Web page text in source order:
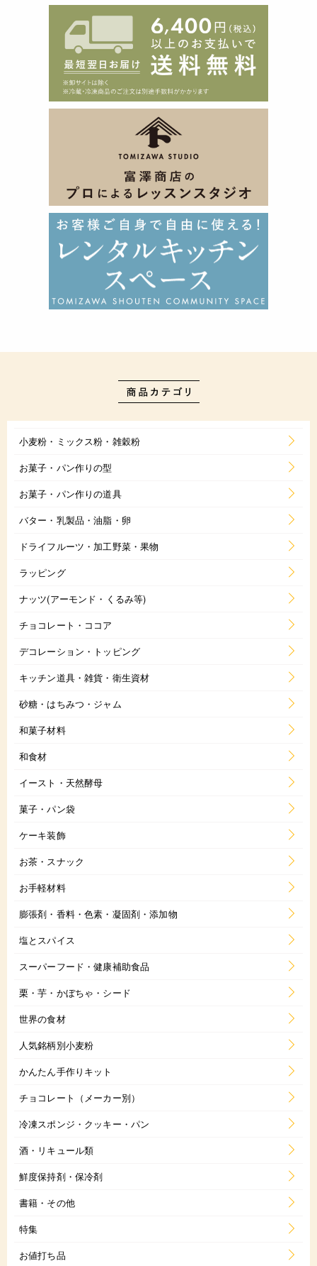
小麦粉・ミックス粉・雑穀粉
お菓子・パン作りの型
お菓子・パン作りの道具
バター・乳製品・油脂・卵
ドライフルーツ・加工野菜・果物
ラッピング
ナッツ(アーモンド・くるみ等)
チョコレート・ココア
デコレーション・トッピング
キッチン道具・雑貨・衛生資材
砂糖・はちみつ・ジャム
和菓子材料
和食材
イースト・天然酵母
菓子・パン袋
ケーキ装飾
お茶・スナック
お手軽材料
膨張剤・香料・色素・凝固剤・添加物
塩とスパイス
スーパーフード・健康補助食品
栗・芋・かぼちゃ・シード
世界の食材
人気銘柄別小麦粉
かんたん手作りキット
チョコレート（メーカー別）
冷凍スポンジ・クッキー・パン
酒・リキュール類
鮮度保持剤・保冷剤
書籍・その他
特集
お値打ち品